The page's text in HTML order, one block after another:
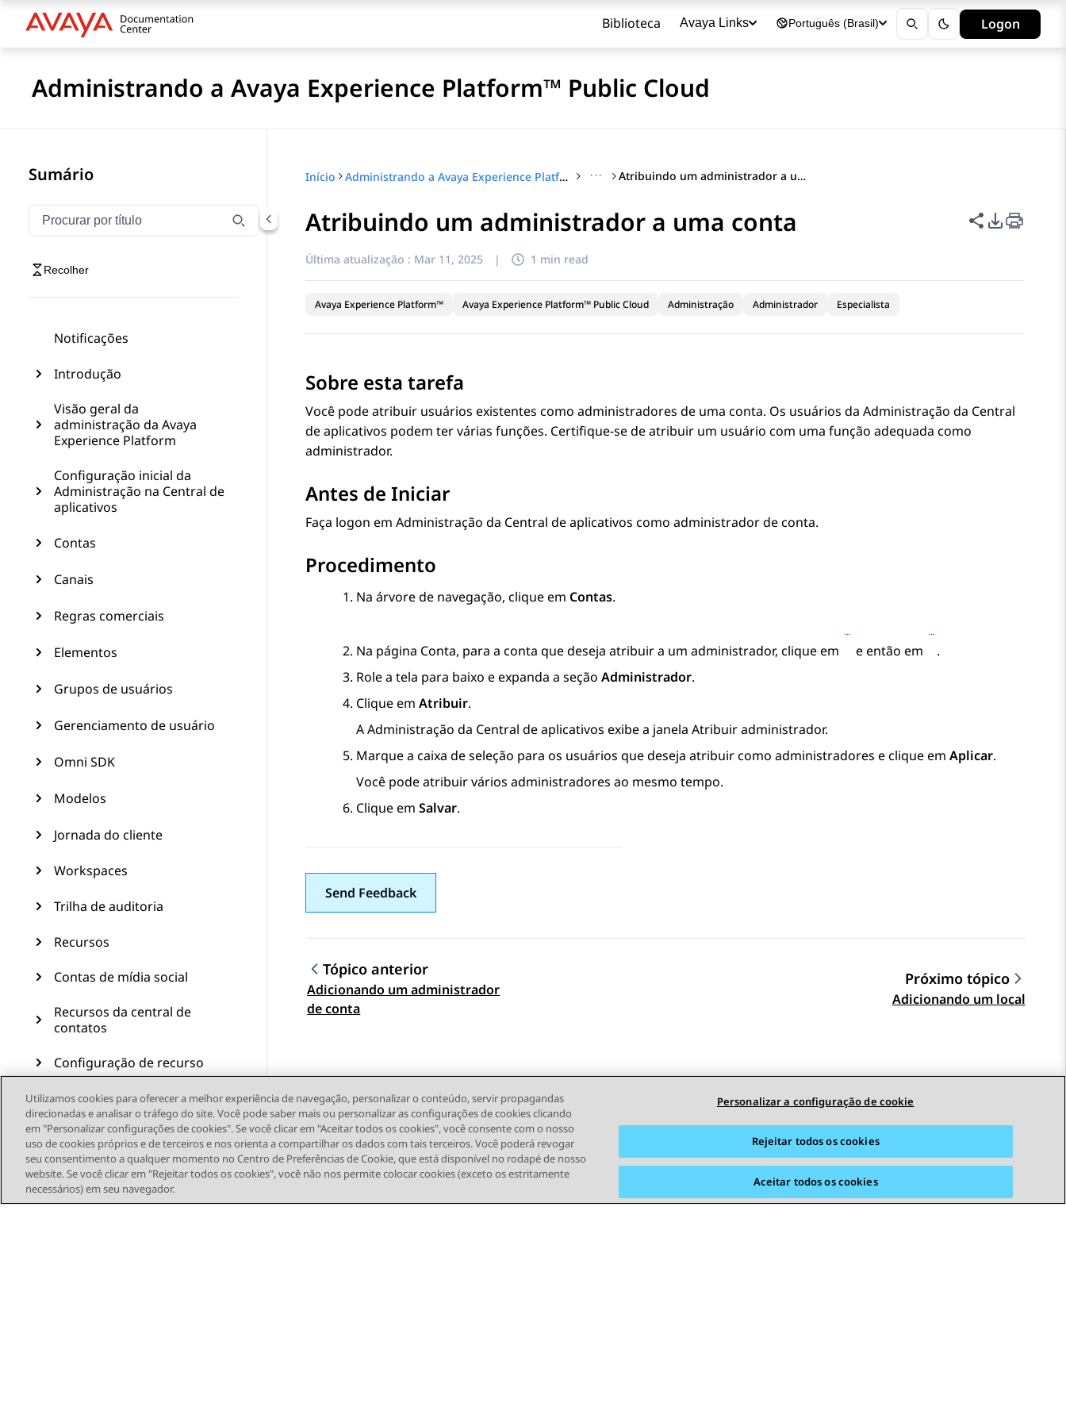
Biblioteca Avaya Links Português (Brasil) Logon
Administrando a Avaya Experience Platform™ Public Cloud
Sumário
Filtrar navegação por título
Digite para filtrar itens de navegação por título
Recolher
Notificações
Introdução
Visão geral da
administração da Avaya
Experience Platform
Configuração inicial da
Administração na Central de
aplicativos
Contas
Canais
Regras comerciais
Elementos
Grupos de usuários
Gerenciamento de usuário
Omni SDK
Modelos
Jornada do cliente
Workspaces
Trilha de auditoria
Recursos
Contas de mídia social
Recursos da central de
contatos
Configuração de recurso
Administrando a Avaya
Experience Platform (On-
Prem +Connect)
Protocolo de Single Sign-On
Configurações de controle
Início Administrando a Avaya Experience Platform™ Public Cloud ··· Atribuindo um administrador a uma conta
Atribuindo um administrador a uma conta Opções
Última atualização : Mar 11, 2025 | 1 min read
Avaya Experience Platform™ Avaya Experience Platform™ Public Cloud Administração Administrador Especialista
Sobre esta tarefa
Você pode atribuir usuários existentes como administradores de uma conta. Os usuários da Administração da Central
de aplicativos podem ter várias funções. Certifique-se de atribuir um usuário com uma função adequada como
administrador.
Antes de Iniciar
Faça logon em Administração da Central de aplicativos como administrador de conta.
Procedimento
Na árvore de navegação, clique em Contas.
Na página Conta, para a conta que deseja atribuir a um administrador, clique em e então em
.
Role a tela para baixo e expanda a seção Administrador.
Clique em Atribuir.
AAdministração da Central de aplicativos exibe a janela Atribuir administrador.
Marque a caixa de seleção para os usuários que deseja atribuir como administradores e clique em Aplicar.
Você pode atribuir vários administradores ao mesmo tempo.
Clique em Salvar.
Send Feedback
Topic navigation
Tópico anterior
Adicionando um administrador
de conta
Próximo tópico
Adicionando um local
Utilizamos cookies para oferecer a melhor experiência de navegação, personalizar o conteúdo, servir propagandas
direcionadas e analisar o tráfego do site. Você pode saber mais ou personalizar as configurações de cookies clicando
em "Personalizar configurações de cookies". Se você clicar em "Aceitar todos os cookies", você consente com o nosso
uso de cookies próprios e de terceiros e nos orienta a compartilhar os dados com tais terceiros. Você poderá revogar
seu consentimento a qualquer momento no Centro de Preferências de Cookie, que está disponível no rodapé de nosso
website. Se você clicar em "Rejeitar todos os cookies", você não nos permite colocar cookies (exceto os estritamente
necessários) em seu navegador.
Personalizar a configuração de cookie
Rejeitar todos os cookies
Aceitar todos os cookies